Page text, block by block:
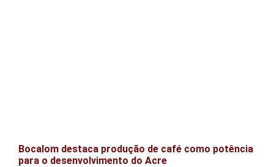
Bocalom destaca produção de café como potência
para o desenvolvimento do Acre